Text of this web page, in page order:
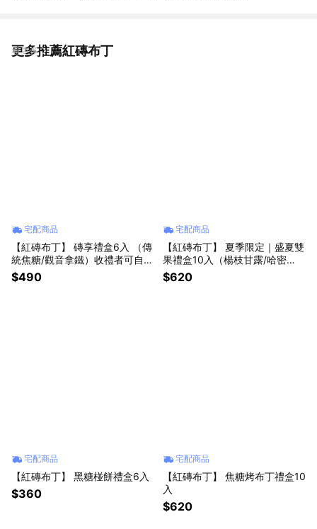
更多推薦紅磚布丁
看更多
宅配商品
【紅磚布丁】 磚享禮盒6入 （傳
統焦糖/觀音拿鐵）收禮者可自選
口味
$490
宅配商品
【紅磚布丁】 夏季限定｜盛夏雙
果禮盒10入（楊枝甘露/哈密
瓜） [LINE禮物獨家]
$620
宅配商品
【紅磚布丁】 黑糖椪餅禮盒6入
$360
宅配商品
【紅磚布丁】 焦糖烤布丁禮盒10
入
$620